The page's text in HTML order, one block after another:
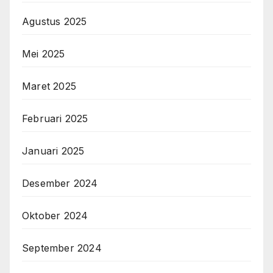
Agustus 2025
Mei 2025
Maret 2025
Februari 2025
Januari 2025
Desember 2024
Oktober 2024
September 2024